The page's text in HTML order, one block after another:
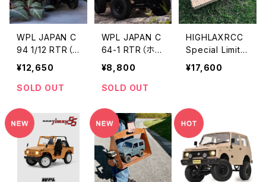
WPL JAPAN C
94 1/12 RTR（U
AZ-469） ※グ
ローバルエディ
ション・技適マー
¥12,650
SOLD OUT
WPL JAPAN C
64-1 RTR（ホワ
イト）
¥8,800
SOLD OUT
HIGHLAXRCC
Special Limite
d Box
¥17,600